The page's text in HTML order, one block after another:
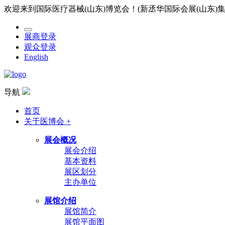
欢迎来到国际医疗器械(山东)博览会！(新丞华国际会展(山东)
展商登录
观众登录
English
导航
首页
关于医博会 +
展会概况
展会介绍
基本资料
展区划分
主办单位
展馆介绍
展馆简介
展馆平面图